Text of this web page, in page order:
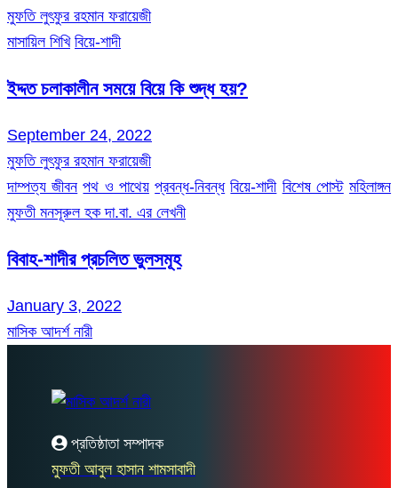
মুফতি লুৎফুর রহমান ফরায়েজী
মাসায়িল শিখি বিয়ে-শাদী
ইদ্দত চলাকালীন সময়ে বিয়ে কি শুদ্ধ হয়?
September 24, 2022
মুফতি লুৎফুর রহমান ফরায়েজী
দাম্পত্য জীবন পথ ও পাথেয় প্রবন্ধ-নিবন্ধ বিয়ে-শাদী বিশেষ পোস্ট মহিলাঙ্গন
মুফতী মনসূরুল হক দা.বা. এর লেখনী
বিবাহ-শাদীর প্রচলিত ভুলসমূহ
January 3, 2022
মাসিক আদর্শ নারী
প্রতিষ্ঠাতা সম্পাদক
মুফতী আবুল হাসান শামসাবাদী